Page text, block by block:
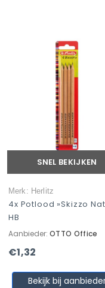
SNEL BEKIJKEN
Merk: Herlitz
4x Potlood »Skizzo
HB
Aanbieder: OTTO Office
€1,32
Bekijk bij